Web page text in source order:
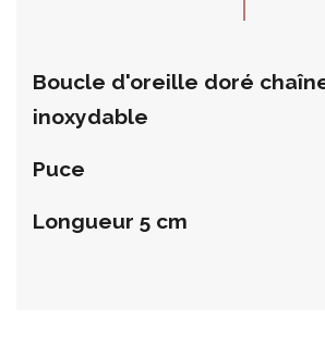
Boucle d'oreille doré
inoxydable
Puce
Longueur 5 cm